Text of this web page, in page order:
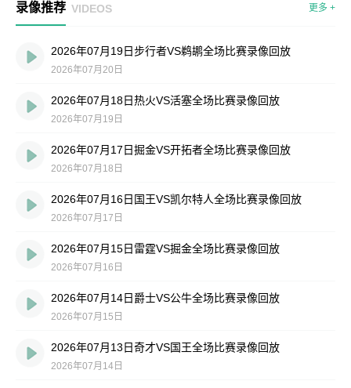
录像推荐 VIDEOS 更多 +
2026年07月19日步行者VS鹈鹕全场比赛录像回放
2026年07月20日
2026年07月18日热火VS活塞全场比赛录像回放
2026年07月19日
2026年07月17日掘金VS开拓者全场比赛录像回放
2026年07月18日
2026年07月16日国王VS凯尔特人全场比赛录像回放
2026年07月17日
2026年07月15日雷霆VS掘金全场比赛录像回放
2026年07月16日
2026年07月14日爵士VS公牛全场比赛录像回放
2026年07月15日
2026年07月13日奇才VS国王全场比赛录像回放
2026年07月14日